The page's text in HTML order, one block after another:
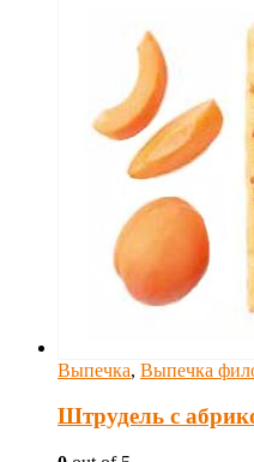
Выпечка, Выпечка
Штрудель с